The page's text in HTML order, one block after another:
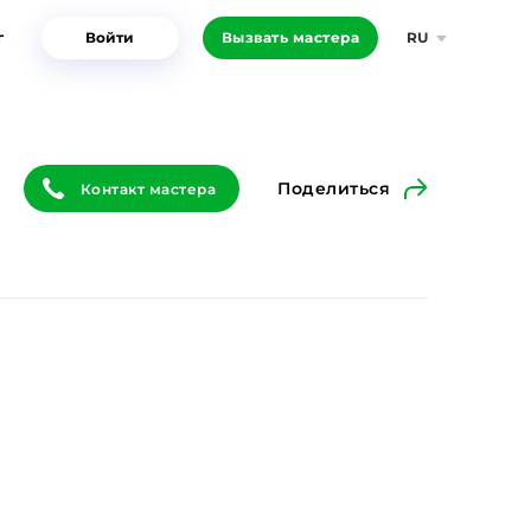
Войти Вызвать мастера RU
Контакт мастера Поделиться